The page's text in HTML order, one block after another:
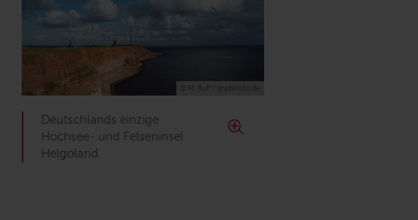
© M. Ruff / grafikfoto.de
Deutschlands einzige
Hochsee- und Felseninsel
Helgoland.